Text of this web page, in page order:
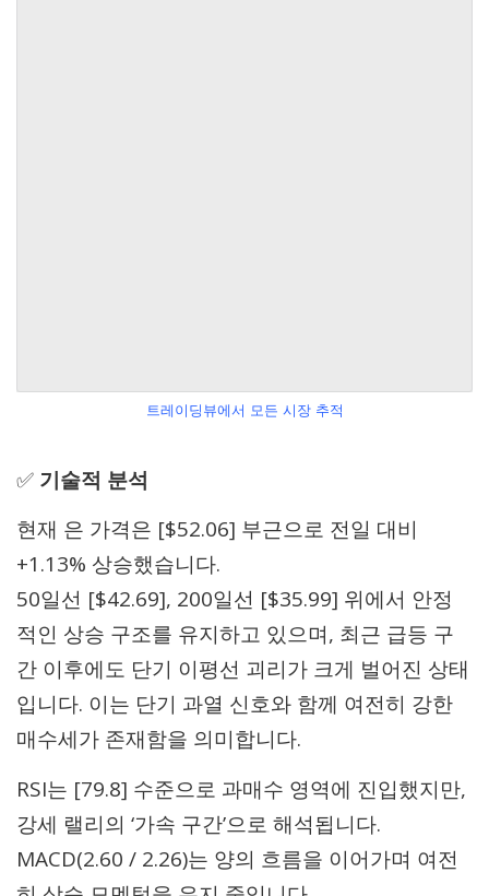
트레이딩뷰에서 모든 시장 추적
✅ 기술적 분석
현재 은 가격은 [$52.06] 부근으로 전일 대비
+1.13% 상승했습니다.
50일선 [$42.69], 200일선 [$35.99] 위에서 안정
적인 상승 구조를 유지하고 있으며, 최근 급등 구
간 이후에도 단기 이평선 괴리가 크게 벌어진 상태
입니다. 이는 단기 과열 신호와 함께 여전히 강한
매수세가 존재함을 의미합니다.
RSI는 [79.8] 수준으로 과매수 영역에 진입했지만,
강세 랠리의 ‘가속 구간’으로 해석됩니다.
MACD(2.60 / 2.26)는 양의 흐름을 이어가며 여전